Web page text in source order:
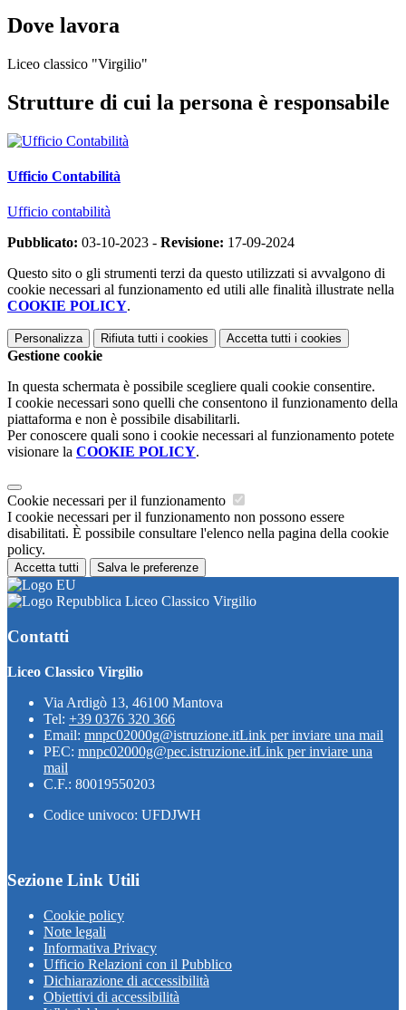
Dove lavora
Liceo classico "Virgilio"
Strutture di cui la persona è responsabile
Ufficio Contabilità
Ufficio contabilità
Pubblicato: 03-10-2023 - Revisione: 17-09-2024
Questo sito o gli strumenti terzi da questo utilizzati si avvalgono di
cookie necessari al funzionamento ed utili alle finalità illustrate nella
COOKIE POLICY.
Personalizza Rifiuta tutti i cookies Accetta tutti i cookies
Gestione cookie
In questa schermata è possibile scegliere quali cookie consentire.
I cookie necessari sono quelli che consentono il funzionamento della
piattaforma e non è possibile disabilitarli.
Per conoscere quali sono i cookie necessari al funzionamento potete
visionare la COOKIE POLICY.
Cookie necessari per il funzionamento
I cookie necessari per il funzionamento non possono essere
disabilitati. È possibile consultare l'elenco nella pagina della cookie
policy.
Accetta tutti Salva le preferenze
Liceo Classico Virgilio
Contatti
Liceo Classico Virgilio
Via Ardigò 13, 46100 Mantova
Tel: +39 0376 320 366
Email: mnpc02000g@istruzione.itLink per inviare una mail
PEC: mnpc02000g@pec.istruzione.itLink per inviare una
mail
C.F.: 80019550203
Codice univoco: UFDJWH
Sezione Link Utili
Cookie policy
Note legali
Informativa Privacy
Ufficio Relazioni con il Pubblico
Dichiarazione di accessibilità
Obiettivi di accessibilità